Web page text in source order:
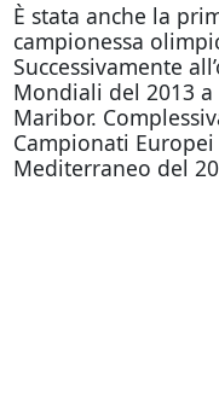
È stata anche la
campionessa
Successivamente
Mondiali del 2013
Maribor.
Campionati
Mediterraneo del